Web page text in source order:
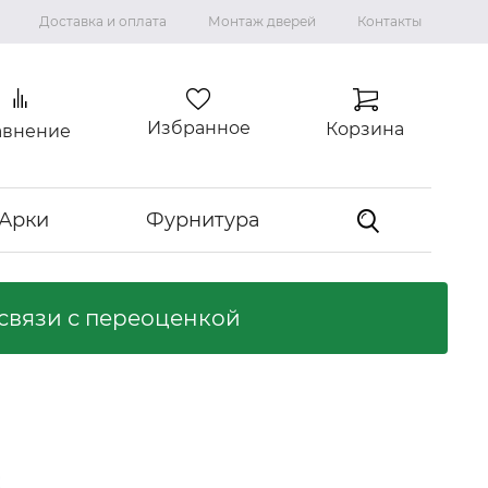
Доставка и оплата Монтаж дверей Контакты
Избранное Корзина
Фурнитура
Коллекция "ВИЛЛА"
Ламинированные двери
с переоценкой